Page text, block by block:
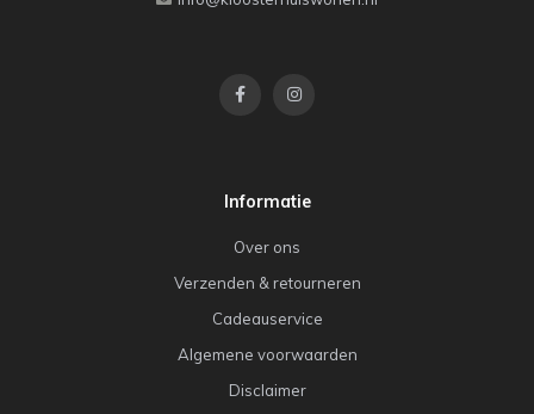
Informatie
Over ons
Verzenden & retourneren
Cadeauservice
Algemene voorwaarden
Disclaimer